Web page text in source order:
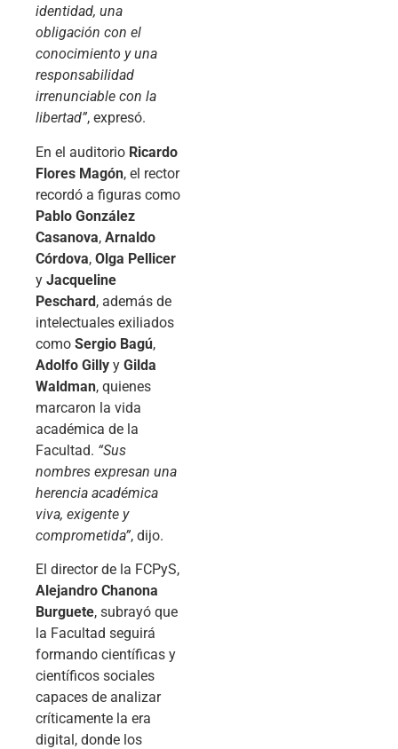
identidad, una
obligación con el
conocimiento y una
responsabilidad
irrenunciable con la
libertad”, expresó.
En el auditorio Ricardo
Flores Magón, el rector
recordó a figuras como
Pablo González
Casanova, Arnaldo
Córdova, Olga Pellicer
y Jacqueline
Peschard, además de
intelectuales exiliados
como Sergio Bagú,
Adolfo Gilly y Gilda
Waldman, quienes
marcaron la vida
académica de la
Facultad. “Sus
nombres expresan una
herencia académica
viva, exigente y
comprometida”, dijo.
El director de la FCPyS,
Alejandro Chanona
Burguete, subrayó que
la Facultad seguirá
formando científicas y
científicos sociales
capaces de analizar
críticamente la era
digital, donde los